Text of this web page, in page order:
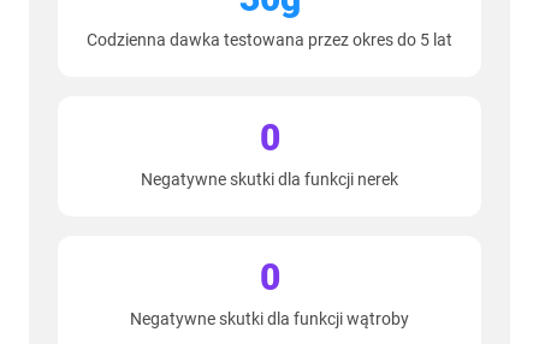
Codzienna dawka testowana przez okres do 5 lat
0
Negatywne skutki dla funkcji nerek
0
Negatywne skutki dla funkcji wątroby